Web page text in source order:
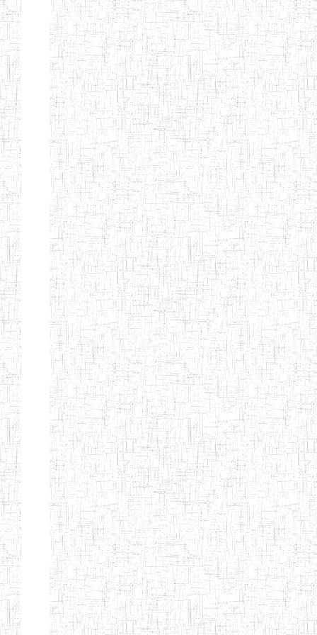
Afficher Page 11 sur 13 Total: 307
Début Préc. 4 5 6 7 8
9
13
Suivant Fin
GAROUA
ENBIEG DE
GAROUA
01/01/1975 ENIEG
ENIEG DE
PITOA
01/01/1995 ENIEG
ENIEG DE
TCHOLLIRE
22/10/2002 ENIEG
ENIEG DE POLI 17/08/2012 ENIEG
ENIEG DE
GUIDER
10/09/2001 ENIEG
GTTC
FUNDONG
17/07/2001 ENIEG
Etablissements
d'enseignement